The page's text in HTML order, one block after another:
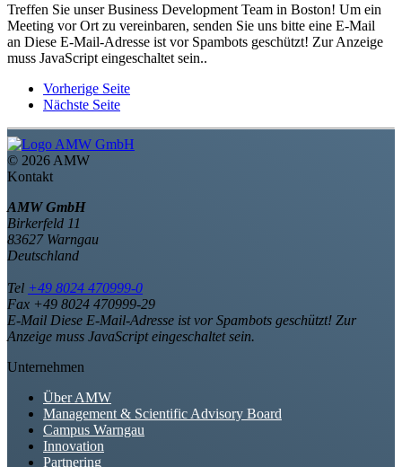
Treffen Sie unser Business Development Team in Boston! Um ein
Meeting vor Ort zu vereinbaren, senden Sie uns bitte eine E-Mail
an Diese E-Mail-Adresse ist vor Spambots geschützt! Zur Anzeige
muss JavaScript eingeschaltet sein..
Vorherige Seite
Nächste Seite
© 2026 AMW
Kontakt
AMW GmbH
Birkerfeld 11
83627 Warngau
Deutschland
Tel +49 8024 470999-0
Fax +49 8024 470999-29
E-Mail Diese E-Mail-Adresse ist vor Spambots geschützt! Zur
Anzeige muss JavaScript eingeschaltet sein.
Unternehmen
Über AMW
Management & Scientific Advisory Board
Campus Warngau
Innovation
Partnering